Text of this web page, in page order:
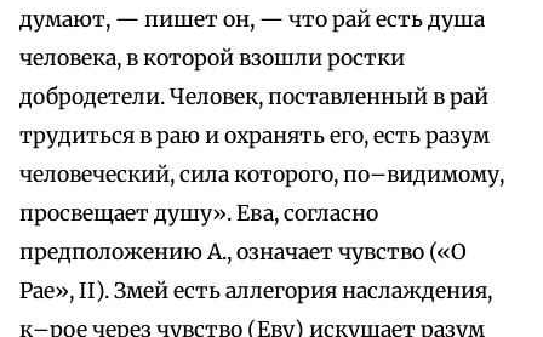
думают, — пишет он, — что рай есть душа
человека, в которой взошли ростки
добродетели. Человек, поставленный в рай
трудиться в раю и охранять его, есть разум
человеческий, сила которого, по–видимому,
просвещает душу». Ева, согласно
предположению А., означает чувство («О
Рае», II). Змей есть аллегория наслаждения,
к–рое через чувство (Еву) искушает разум